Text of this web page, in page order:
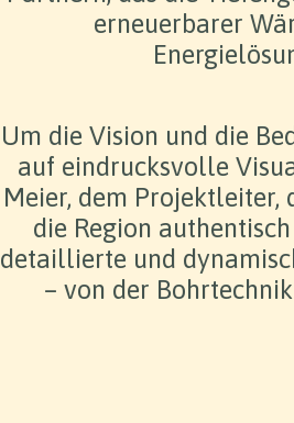
erneuerbarer
Um die Vision und die
auf eindrucksvolle
Meier, dem
die Region
detaillierte und
– von der